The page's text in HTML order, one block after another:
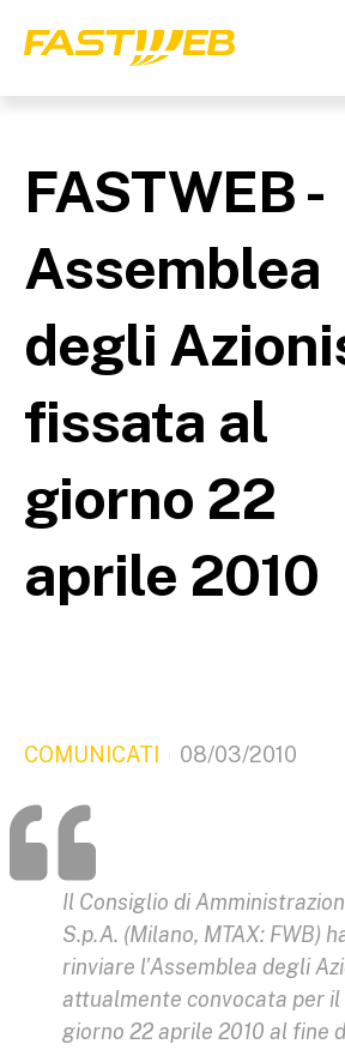
FASTWEB -
Assemblea
degli
fissata al
giorno 22
aprile 2010
COMUNICATI 08/03/2010
Il Consiglio di
S.p.A. (Milano, MTAX: FWB)
rinviare l'Assemblea degli
attualmente convocata per il
giorno 22 aprile 2010 al fine